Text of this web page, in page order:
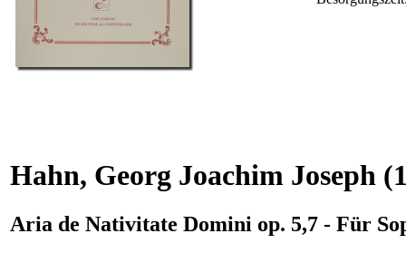
Hahn, Georg Joachim Joseph
Aria de Nativitate Domini op. 5,7 - Für